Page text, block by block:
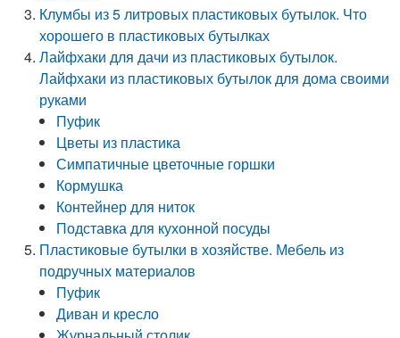
Клумбы из 5 литровых пластиковых бутылок. Что
хорошего в пластиковых бутылках
Лайфхаки для дачи из пластиковых бутылок.
Лайфхаки из пластиковых бутылок для дома своими
руками
Пуфик
Цветы из пластика
Симпатичные цветочные горшки
Кормушка
Контейнер для ниток
Подставка для кухонной посуды
Пластиковые бутылки в хозяйстве. Мебель из
подручных материалов
Пуфик
Диван и кресло